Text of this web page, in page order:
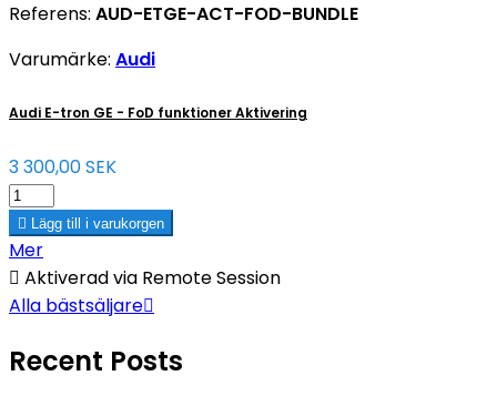
Referens: AUD-ETGE-ACT-FOD-BUNDLE
Varumärke: Audi
Audi E-tron GE - FoD funktioner Aktivering
3 300,00 SEK
 Lägg till i varukorgen
Mer
 Aktiverad via Remote Session
Alla bästsäljare
Recent Posts